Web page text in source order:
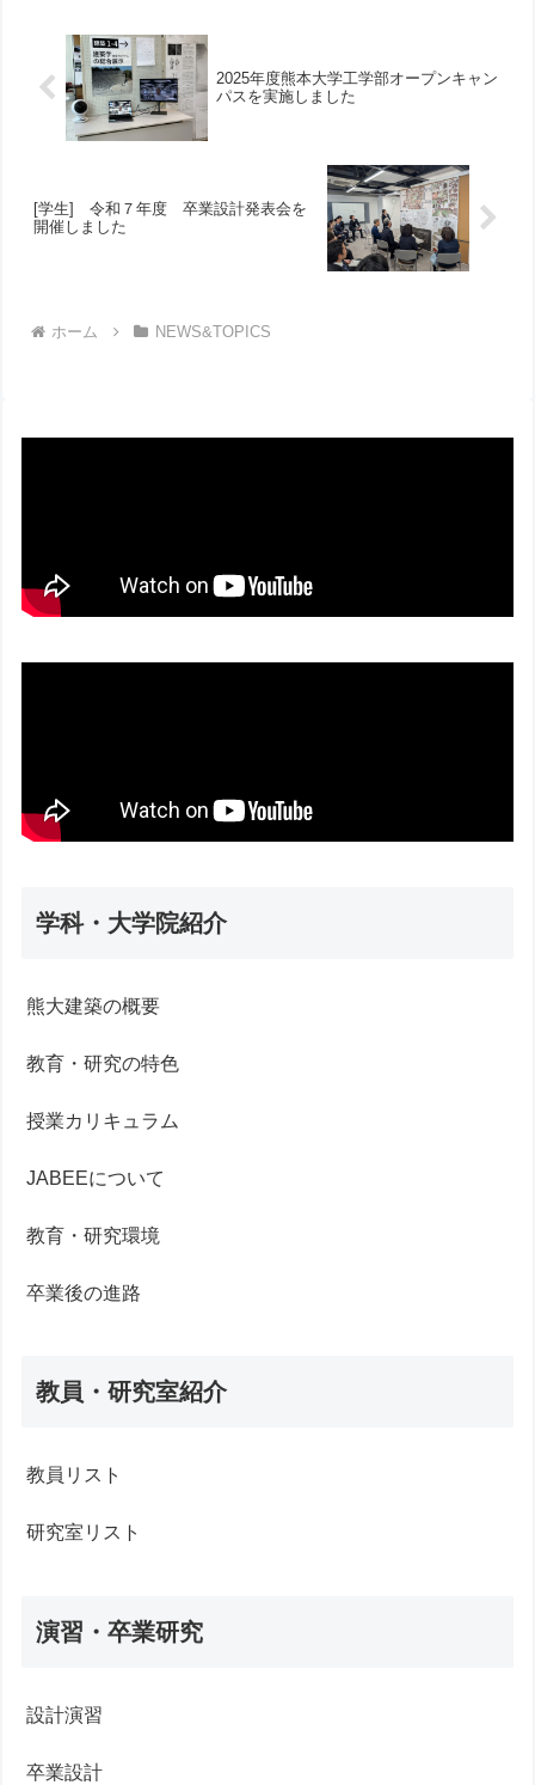
2025年度熊本大学工学部オープンキャン
パスを実施しました
[学生] 令和７年度 卒業設計発表会を
開催しました
ホーム NEWS&TOPICS
学科・大学院紹介
熊大建築の概要
教育・研究の特色
授業カリキュラム
JABEEについて
教育・研究環境
卒業後の進路
教員・研究室紹介
教員リスト
研究室リスト
演習・卒業研究
設計演習
卒業設計